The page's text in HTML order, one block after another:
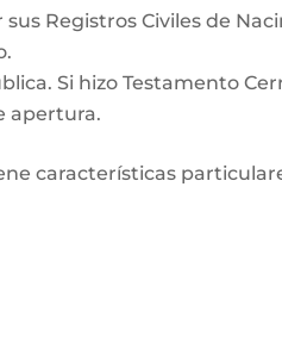
Registros Civiles de
Si hizo Testamento
apertura.
características